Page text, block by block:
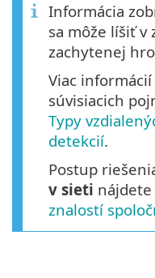
Informácia
sa môže líšiť v
zachytenej
Viac
súvisiacich
Typy
detekcií.
Postup
v sieti nájdete
znalostí